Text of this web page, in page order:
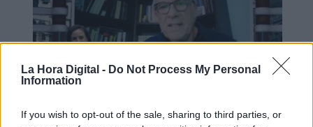
La Hora Digital - Do Not Process My Personal
Information
If you wish to opt-out of the sale, sharing to third parties, or